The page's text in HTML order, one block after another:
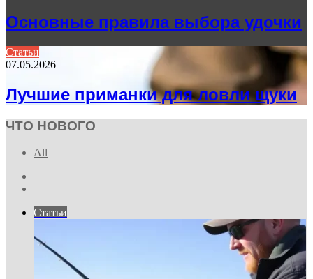
Основные правила выбора удочки
Статьи
07.05.2026
Лучшие приманки для ловли щуки
ЧТО НОВОГО
All
Статьи